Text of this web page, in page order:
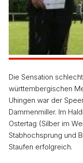
Die Sensation
württembergischen
Uhingen war der
Dammenmiller. Im
Ostertag (Silber im
Stabhochsprung und
Staufen erfolgreich.